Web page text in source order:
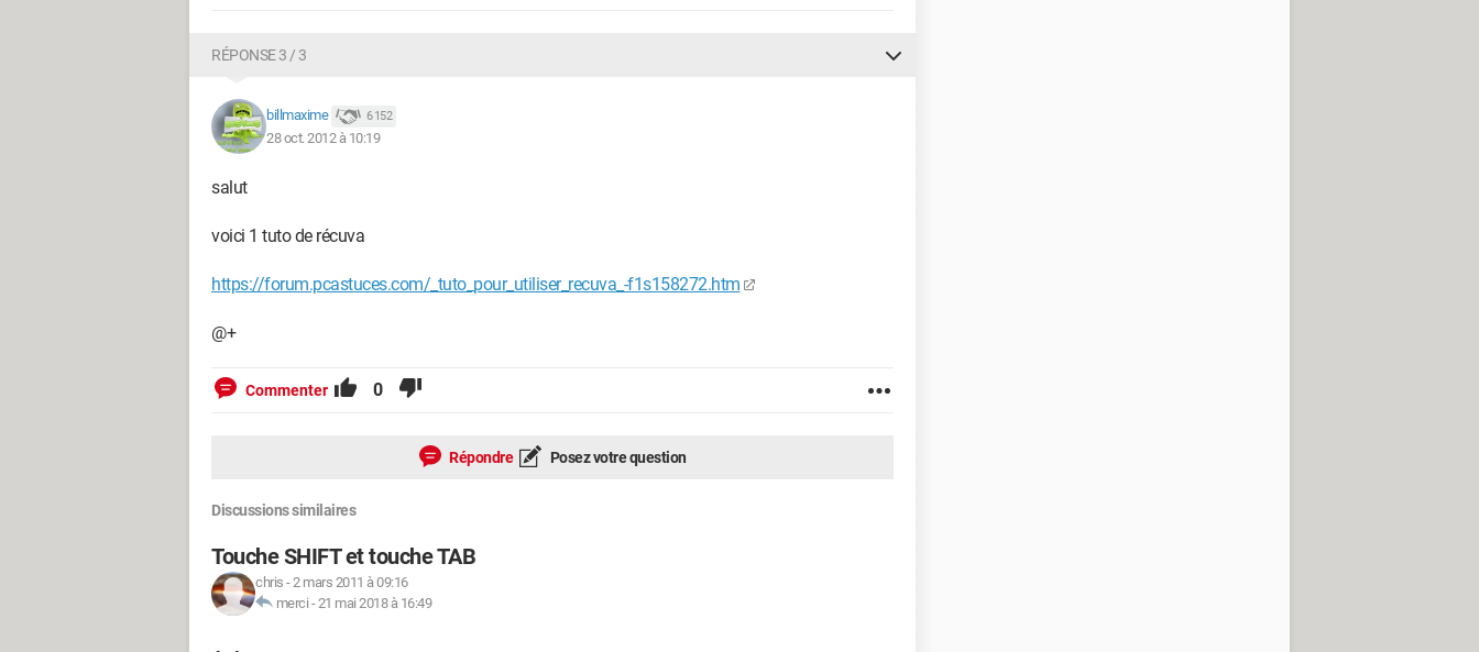
RÉPONSE 3 / 3
billmaxime 6 152
28 oct. 2012 à 10:19
salut
voici 1 tuto de récuva
https://forum.pcastuces.com/_tuto_pour_utiliser_recuva_-f1s158272.htm
@+
Commenter 0
Répondre Posez votre question
Discussions similaires
Touche SHIFT et touche TAB
chris -2 mars 2011 à 09:16
merci -21 mai 2018 à 16:49